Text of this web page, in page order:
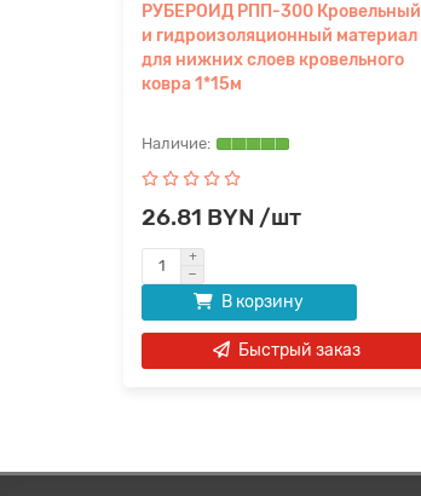
РУБЕРОИД РПП-300 Кровельный
и гидроизоляционный материал
для нижних слоев кровельного
ковра 1*15м
26.81 BYN /шт
В корзину
Быстрый заказ